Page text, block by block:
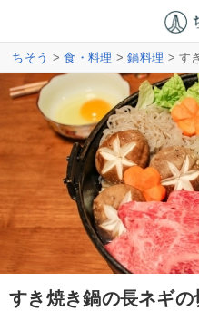
ちそう >食・料理 >鍋料理 > す
すき焼き鍋の長ネギ